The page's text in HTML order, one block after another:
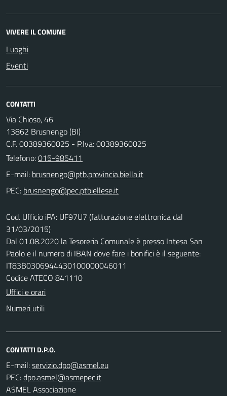
VIVERE IL COMUNE
Luoghi
Eventi
CONTATTI
Via Chioso, 46
13862 Brusnengo (BI)
C.F. 00389360025 - P.Iva: 00389360025
Telefono:015-985411
E-mail:
PEC:
Cod. Ufficio iPA: UF97U7 (fatturazione elettronica dal
31/03/2015)
Dal 01.08.2020 la Tesoreria Comunale è presso Intesa San
Paolo e il numero di IBAN dove fare i bonifici è il seguente:
IT83B0306944430100000046011
Codice ATECO 841110
Uffici e orari
Numeri utili
CONTATTI D.P.O.
E-mail:
PEC:
ASMEL Associazione